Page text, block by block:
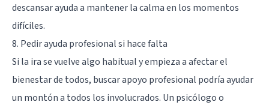
descansar ayuda a mantener la calma en los momentos
difíciles.
8. Pedir ayuda profesional si hace falta
Si la ira se vuelve algo habitual y empieza a afectar el
bienestar de todos, buscar apoyo profesional podría ayudar
un montón a todos los involucrados. Un psicólogo o